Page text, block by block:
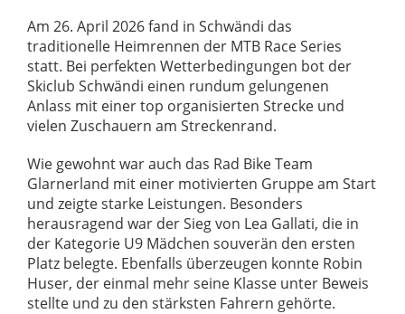
Am 26. April 2026 fand in Schwändi das
traditionelle Heimrennen der MTB Race Series
statt. Bei perfekten Wetterbedingungen bot der
Skiclub Schwändi einen rundum gelungenen
Anlass mit einer top organisierten Strecke und
vielen Zuschauern am Streckenrand.
Wie gewohnt war auch das Rad Bike Team
Glarnerland mit einer motivierten Gruppe am Start
und zeigte starke Leistungen. Besonders
herausragend war der Sieg von Lea Gallati, die in
der Kategorie U9 Mädchen souverän den ersten
Platz belegte. Ebenfalls überzeugen konnte Robin
Huser, der einmal mehr seine Klasse unter Beweis
stellte und zu den stärksten Fahrern gehörte.